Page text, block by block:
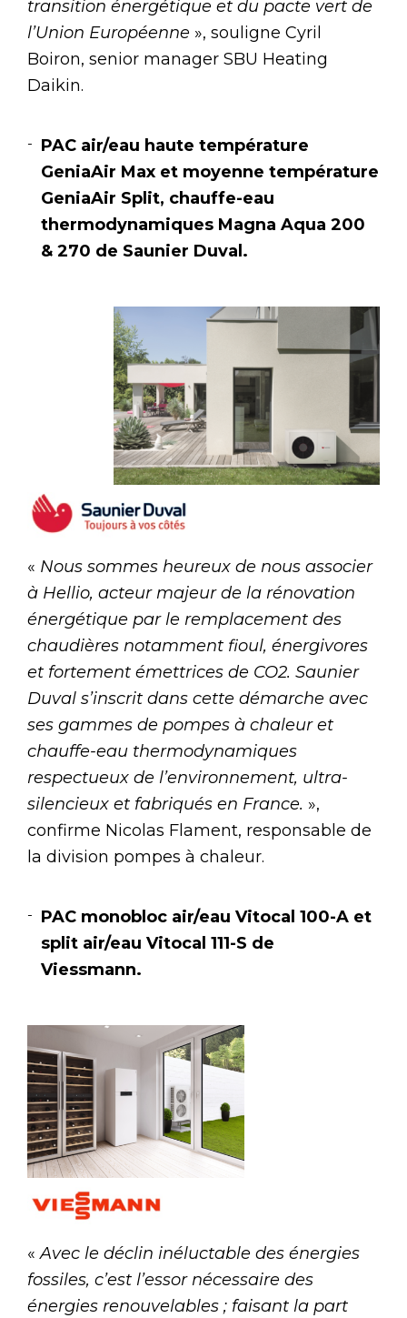
transition énergétique et du pacte vert de
l’Union Européenne », souligne Cyril
Boiron, senior manager SBU Heating
Daikin.
PAC air/eau haute température
GeniaAir Max et moyenne température
GeniaAir Split, chauffe-eau
thermodynamiques Magna Aqua 200
& 270 de Saunier Duval.
« Nous sommes heureux de nous associer
à Hellio, acteur majeur de la rénovation
énergétique par le remplacement des
chaudières notamment fioul, énergivores
et fortement émettrices de CO2. Saunier
Duval s’inscrit dans cette démarche avec
ses gammes de pompes à chaleur et
chauffe-eau thermodynamiques
respectueux de l’environnement, ultra-
silencieux et fabriqués en France. »,
confirme Nicolas Flament, responsable de
la division pompes à chaleur.
PAC monobloc air/eau Vitocal 100-A et
split air/eau Vitocal 111-S de
Viessmann.
«Avec le déclin inéluctable des énergies
fossiles, c’est l’essor nécessaire des
énergies renouvelables ; faisant la part